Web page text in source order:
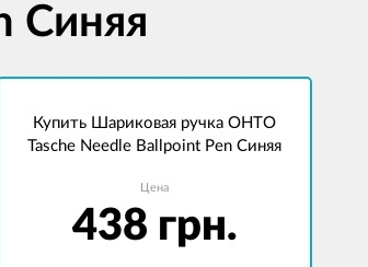
Синяя
Купить Шариковая ручка OHTO
Tasche Needle Ballpoint Pen Синяя
Цена
438 грн.